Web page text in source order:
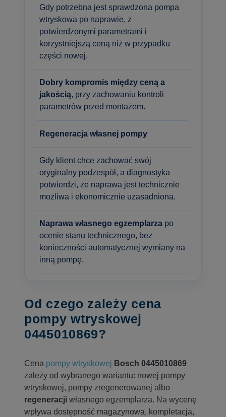
Gdy potrzebna jest sprawdzona pompa
wtryskowa po naprawie, z
potwierdzonymi parametrami i
korzystniejszą ceną niż w przypadku
części nowej.
Dobry kompromis między ceną a
jakością, przy zachowaniu kontroli
parametrów przed montażem.
Regeneracja własnej pompy
Gdy klient chce zachować swój
oryginalny podzespół, a diagnostyka
potwierdzi, że naprawa jest technicznie
możliwa i ekonomicznie uzasadniona.
Naprawa własnego egzemplarza po
ocenie stanu technicznego, bez
konieczności automatycznej wymiany na
inną pompę.
Od czego zależy cena
pompy wtryskowej
0445010869?
Cena pompy wtryskowej Bosch 0445010869
zależy od wybranego wariantu: nowej pompy
wtryskowej, pompy zregenerowanej albo
regeneracji własnego egzemplarza. Na wycenę
wpływa dostępność magazynowa, kompletacja,